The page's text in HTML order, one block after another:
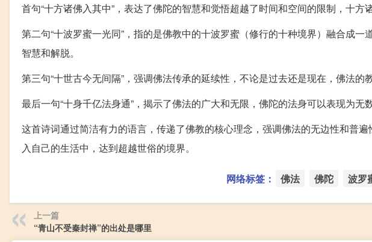
首句“十方诸佛入其中”，表达了佛陀的智慧和觉悟超越了时间和空间的限制，十方
第二句“十波罗蜜一光同”，指的是佛教中的十波罗蜜（修行的十种境界）融合成
智慧和解脱。
第三句“十世古今无间隔”，强调佛法传承的延续性，不论是过去还是现在，佛法的
最后一句“十身千亿法身通”，揭示了佛法的广大和无限，佛陀的法身可以表现为无
这首诗词通过简洁有力的语言，传递了佛教的核心理念，强调佛法的无边性和普
入自己的生活中，达到超越世俗的境界。
网络标签： 佛法 佛陀 波罗
上一篇
“青山不受秦封禅”的出处是哪里